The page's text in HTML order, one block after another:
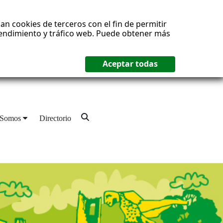
cookies de terceros con el fin de permitir
y tráfico web. Puede obtener más
Directorio